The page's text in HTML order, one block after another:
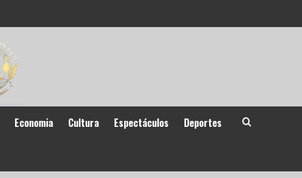
Economia Cultura Espectáculos Deportes